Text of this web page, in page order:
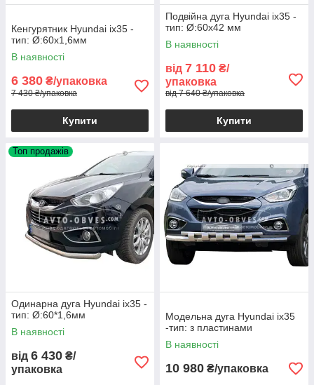
Кенгурятник Hyundai ix35 -
тип: Ø:60х1,6мм
В наявності
6 380 ₴/упаковка
7 430 ₴/упаковка
Купити
Подвійна дуга Hyundai ix35 -
тип: Ø:60х42 мм
В наявності
від 7 110 ₴/
упаковка
від 7 640 ₴/упаковка
Купити
Топ продажів
Одинарна дуга Hyundai ix35 -
тип: Ø:60*1,6мм
В наявності
від 6 430 ₴/
упаковка
Модельна дуга Hyundai ix35
-тип: з пластинами
В наявності
10 980 ₴/упаковка